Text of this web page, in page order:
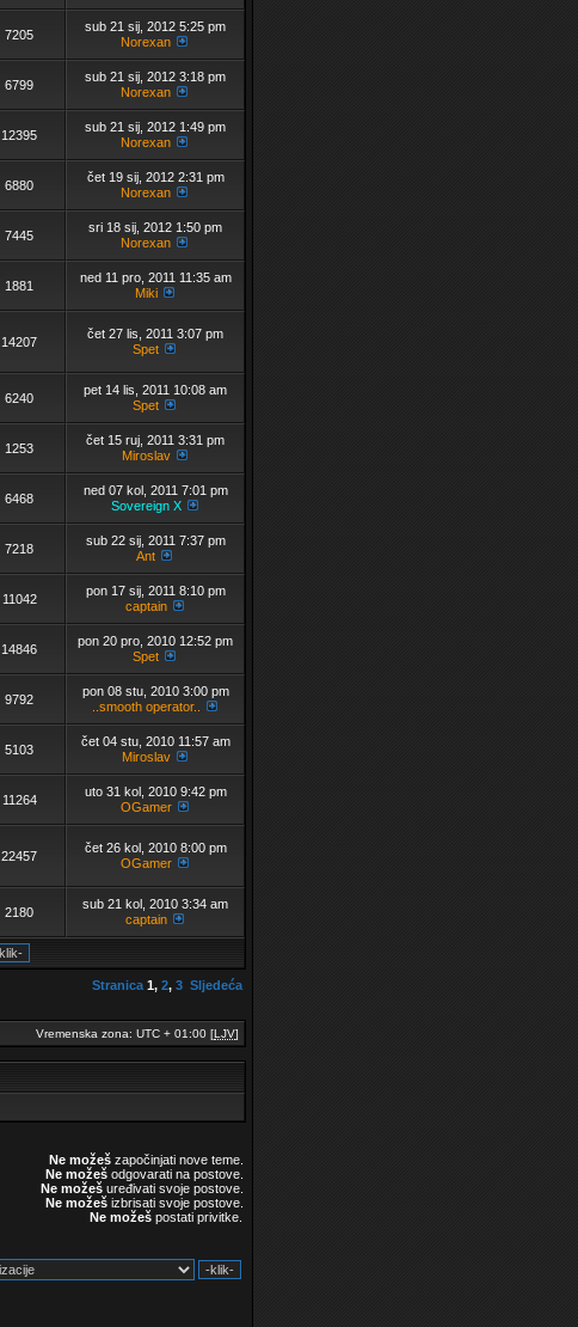
7205
sub 21 sij, 2012 5:25 pm
Norexan
6799
sub 21 sij, 2012 3:18 pm
Norexan
12395
sub 21 sij, 2012 1:49 pm
Norexan
6880
čet 19 sij, 2012 2:31 pm
Norexan
7445
sri 18 sij, 2012 1:50 pm
Norexan
1881
ned 11 pro, 2011 11:35 am
Miki
14207
čet 27 lis, 2011 3:07 pm
Spet
6240
pet 14 lis, 2011 10:08 am
Spet
1253
čet 15 ruj, 2011 3:31 pm
Miroslav
6468
ned 07 kol, 2011 7:01 pm
Sovereign X
7218
sub 22 sij, 2011 7:37 pm
Ant
11042
pon 17 sij, 2011 8:10 pm
captain
14846
pon 20 pro, 2010 12:52 pm
Spet
9792
pon 08 stu, 2010 3:00 pm
..smooth operator..
5103
čet 04 stu, 2010 11:57 am
Miroslav
11264
uto 31 kol, 2010 9:42 pm
OGamer
22457
čet 26 kol, 2010 8:00 pm
OGamer
2180
sub 21 kol, 2010 3:34 am
captain
Stranica 1, 2, 3 Sljedeća
Vremenska zona: UTC + 01:00 [LJV]
Ne možeš započinjati nove teme.
Ne možeš odgovarati na postove.
Ne možeš uređivati svoje postove.
Ne možeš izbrisati svoje postove.
Ne možeš postati privitke.